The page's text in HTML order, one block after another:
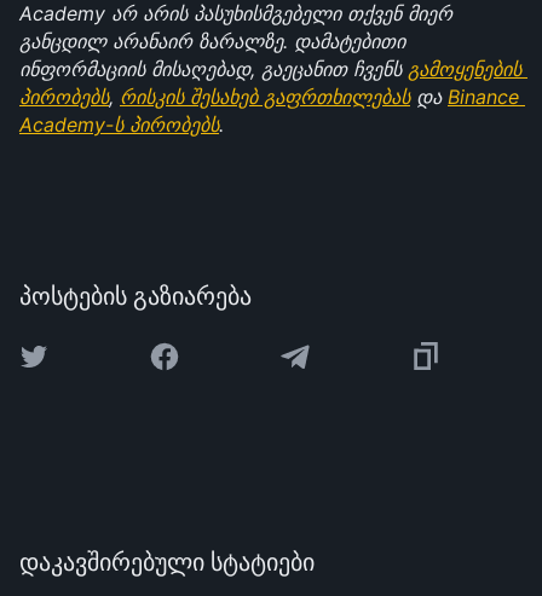
Academy არ არის პასუხისმგებელი თქვენ მიერ
განცდილ არანაირ ზარალზე. დამატებითი
ინფორმაციის მისაღებად, გაეცანით ჩვენს გამოყენების
პირობებს, რისკის შესახებ გაფრთხილებას და Binance
Academy-ს პირობებს.
პოსტების გაზიარება
დაკავშირებული სტატიები